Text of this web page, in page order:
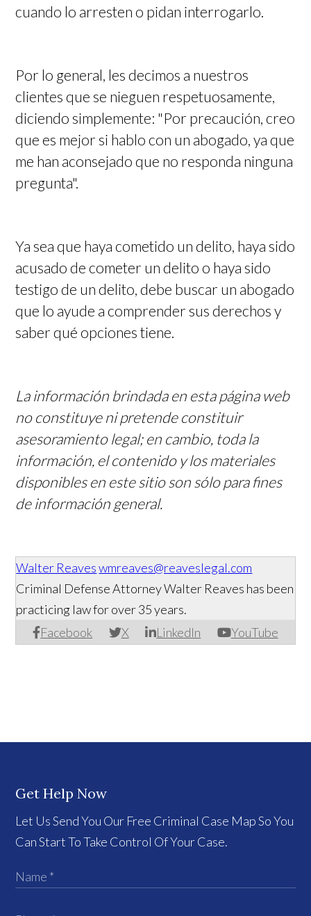
cuando lo arresten o pidan interrogarlo.
Por lo general, les decimos a nuestros
clientes que se nieguen respetuosamente,
diciendo simplemente: "Por precaución, creo
que es mejor si hablo con un abogado, ya que
me han aconsejado que no responda ninguna
pregunta".
Ya sea que haya cometido un delito, haya sido
acusado de cometer un delito o haya sido
testigo de un delito, debe buscar un abogado
que lo ayude a comprender sus derechos y
saber qué opciones tiene.
La información brindada en esta página web
no constituye ni pretende constituir
asesoramiento legal; en cambio, toda la
información, el contenido y los materiales
disponibles en este sitio son sólo para fines
de información general.
Walter Reaves wmreaves@reaveslegal.com
Facebook X LinkedIn YouTube
Criminal Defense Attorney Walter Reaves has been
practicing law for over 35 years.
Get Help Now
Let Us Send You Our Free Criminal Case Map So You
Can Start To Take Control Of Your Case.